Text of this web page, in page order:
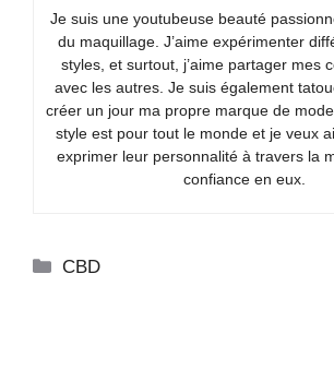
Je suis une youtubeuse beauté
du maquillage. J’aime expérimenter
styles, et surtout, j’aime partager mes
avec les autres. Je suis également
créer un jour ma propre marque de
style est pour tout le monde et je veux
exprimer leur personnalité à travers la
confiance en eux.
Catégories
CBD